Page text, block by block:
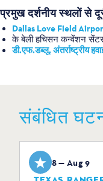
प्रमुख दर्शनीय स्थलों से
Dallas Love Field
के बेली हचिसन कन्वेंशन
डी.एफ.डब्लू. अंतर्राष्ट्रीय
संबंधित
Aug 8 — Aug 9